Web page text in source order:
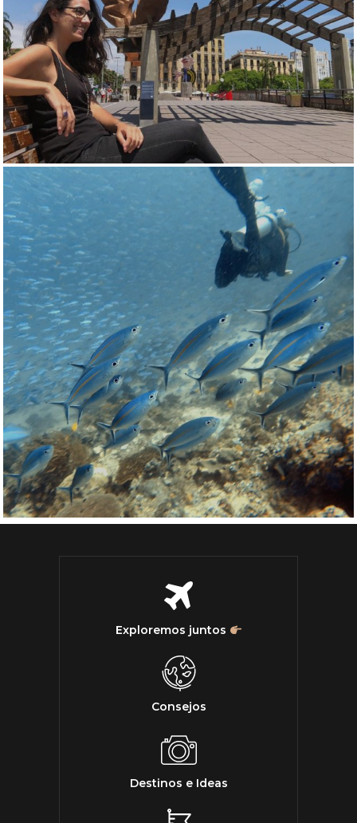
Exploremos juntos
Consejos
Destinos e Ideas